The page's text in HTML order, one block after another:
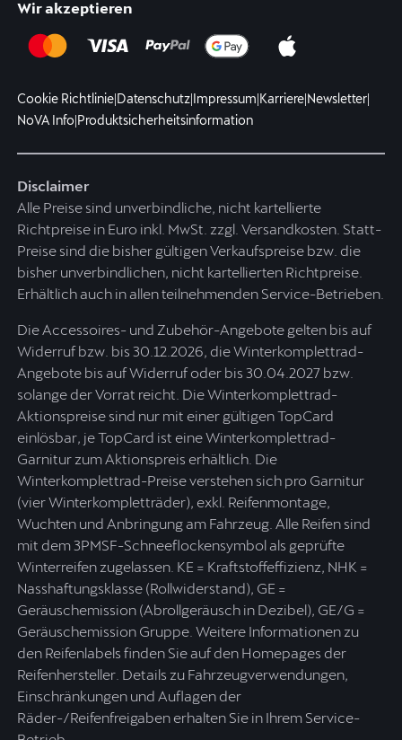
Wir akzeptieren
Cookie Richtlinie|Datenschutz|Impressum|Karriere|Newsletter|
NoVA Info|Produktsicherheitsinformation
Disclaimer
Alle Preise sind unverbindliche, nicht kartellierte
Richtpreise in Euro inkl. MwSt. zzgl. Versandkosten. Statt-
Preise sind die bisher gültigen Verkaufspreise bzw. die
bisher unverbindlichen, nicht kartellierten Richtpreise.
Erhältlich auch in allen teilnehmenden Service-Betrieben.
Die Accessoires- und Zubehör-Angebote gelten bis auf
Widerruf bzw. bis 30.12.2026, die Winterkomplettrad-
Angebote bis auf Widerruf oder bis 30.04.2027 bzw.
solange der Vorrat reicht. Die Winterkomplettrad-
Aktionspreise sind nur mit einer gültigen TopCard
einlösbar, je TopCard ist eine Winterkomplettrad-
Garnitur zum Aktionspreis erhältlich. Die
Winterkomplettrad-Preise verstehen sich pro Garnitur
(vier Winterkompletträder), exkl. Reifenmontage,
Wuchten und Anbringung am Fahrzeug. Alle Reifen sind
mit dem 3PMSF-Schneeflockensymbol als geprüfte
Winterreifen zugelassen. KE = Kraftstoffeffizienz, NHK =
Nasshaftungsklasse (Rollwiderstand), GE =
Geräuschemission (Abrollgeräusch in Dezibel), GE/G =
Geräuschemission Gruppe. Weitere Informationen zu
den Reifenlabels finden Sie auf den Homepages der
Reifenhersteller. Details zu Fahrzeugverwendungen,
Einschränkungen und Auflagen der
Räder-/Reifenfreigaben erhalten Sie in Ihrem Service-